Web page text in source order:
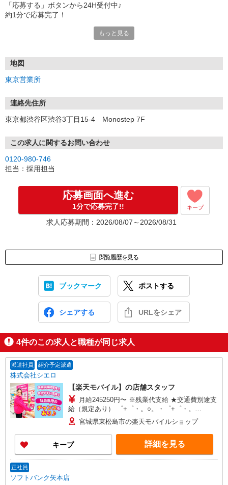
「応募する」ボタンから24H受付中♪
約1分で応募完了！
①応募から3営業日を目安に、メールorお電話でご連絡します。
★スマホでWEB面接（LINEなど）・出張面接・事務所面接と選べま
す
③面接実施（履歴書不要）
※ご希望があれば、職場見学の調整もOKです！
お気軽にご応募ください♪
もっと見る
地図
東京営業所
連絡先住所
東京都渋谷区渋谷3丁目15-4 Monostep 7F
この求人に関するお問い合わせ
0120-980-746
担当：採用担当
応募画面へ進む
1分で応募完了!! キープ
求人応募期間：2026/08/07～2026/08/31
閲覧履歴を見る
ブックマーク ポストする
シェアする URLをシェア
4件のこの求人と職種が同じ求人
派遣社員 紹介予定派遣
株式会社シエロ
【楽天モバイル】の店舗スタッフ
月給245250円〜 ※残業代支給 ★交通費別途支
給（規定あり） ゜+゜・。○。・゜+゜・。
○。・゜+゜ 入社祝い金10万円支給(規定有) お友達
を紹介頂くと, インセンティブ支給(規定有) ゜・。
○。・゜+゜・。○。・゜+゜
宮城県東松島市の楽天モバイルショップ
キープ 詳細を見る
正社員
ソフトバンク矢本店